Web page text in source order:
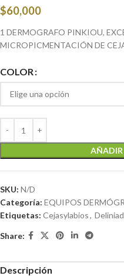
$60,000
1 DERMOGRAFO PINKIOU,
MICROPICMENTACIÓN DE
COLOR
AÑADIR
SKU: N/D
Categoría: EQUIPOS
Etiquetas: Cejasylabios,
Share:
Descripción